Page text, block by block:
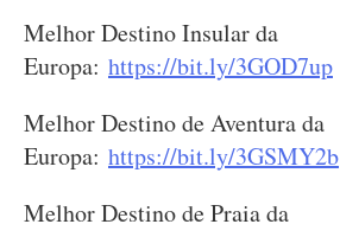
Melhor Destino Insular da
Europa: https://bit.ly/3GOD7up
Melhor Destino de Aventura da
Europa: https://bit.ly/3GSMY2b
Melhor Destino de Praia da